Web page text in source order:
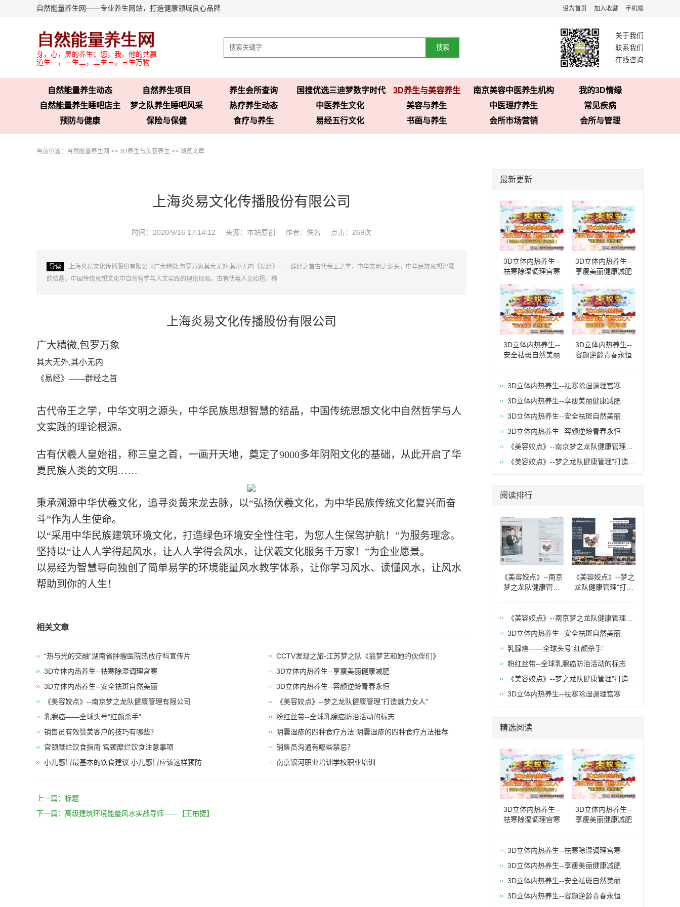
自然能量养生网——专业养生网站，打造健康领域良心品牌 设为首页 加入收藏 手机端
身，心，灵的养生；您，我，他的共赢
道生一，一生二，二生三，三生万物
搜索
关于我们
联系我们
在线咨询
自然能量养生动态 自然养生项目 养生会所查询 国搜优选三迪梦数字时代 3D养生与美容养生 南京美容中医养生机构
我的3D情缘
自然能量养生睡吧店主
梦之队养生睡吧风采 热疗养生动态 中医养生文化 美容与养生 中医理疗养生
常见疾病
预防与健康
保险与保健 食疗与养生 易经五行文化 书画与养生 会所市场营销 会所与管理
当前位置： 自然能量养生网 >> 3D养生与美容养生 >> 浏览文章
上海炎易文化传播股份有限公司
时间：2020/9/16 17:14:12 来源：本站原创 作者：佚名 点击： 269次
导读
上海炎易文化传播股份有限公司广大精微,包罗万象其大无外,其小无内《易经》——群经之首古代帝王之学，中华文明之源头，中华民族思想智慧
的结晶，中国传统思想文化中自然哲学与人文实践的理论根源。古有伏羲人皇始祖，称
上海炎易文化传播股份有限公司
广大精微,包罗万象
其大无外,其小无内
《易经》——群经之首
古代帝王之学，中华文明之源头，中华民族思想智慧的结晶，中国传统思想文化中自然哲学与人
文实践的理论根源。
古有伏羲人皇始祖，称三皇之首，一画开天地，奠定了9000多年阴阳文化的基础，从此开启了华
夏民族人类的文明……
秉承溯源中华伏羲文化，追寻炎黄来龙去脉，以“弘扬伏羲文化，为中华民族传统文化复兴而奋
斗”作为人生使命。
以“采用中华民族建筑环境文化，打造绿色环境安全性住宅，为您人生保驾护航！”为服务理念。
坚持以“让人人学得起风水，让人人学得会风水，让伏羲文化服务千万家！”为企业愿景。
以易经为智慧导向独创了简单易学的环境能量风水教学体系，让你学习风水、读懂风水，让风水
帮助到你的人生！
相关文章
“热与光的交融”湖南省肿瘤医院热放疗科宣传片
CCTV发现之旅-江苏梦之队《翁梦艺和她的伙伴们》
3D立体内热养生--祛寒除湿调理宫寒
3D立体内热养生--享瘦美丽健康减肥
​3D立体内热养生--安全祛斑自然美丽
​3D立体内热养生--容颜逆龄青春永恒
《美容姣点》--南京梦之龙队健康管理有限公司
《美容姣点》--梦之龙队健康管理"打造魅力女人"
乳腺癌——全球头号“红颜杀手”
粉红丝带--全球乳腺癌防治活动的标志
销售员有效赞美客户的技巧有哪些？
阴囊湿疹的四种食疗方法 阴囊湿疹的四种食疗方法推荐
宫颈糜烂饮食指南 宫颈糜烂饮食注意事项
销售员沟通有哪些禁忌？
小儿感冒最基本的饮食建议 小儿感冒应该这样预防
南京银河职业培训学校职业培训
上一篇： 标题
下一篇： 高级建筑环境能量风水实战导师——【王柏捷】
最新更新
3D立体内热养生--
祛寒除湿调理宫寒
3D立体内热养生--
享瘦美丽健康减肥
​3D立体内热养生--
安全祛斑自然美丽
​3D立体内热养生--
容颜逆龄青春永恒
3D立体内热养生--祛寒除湿调理宫寒
3D立体内热养生--享瘦美丽健康减肥
​3D立体内热养生--安全祛斑自然美丽
​3D立体内热养生--容颜逆龄青春永恒
《美容姣点》--南京梦之龙队健康管理有
限公司
《美容姣点》--梦之龙队健康管理"打造魅
阅读排行
《美容姣点》--南京
梦之龙队健康管理
《美容姣点》--梦之
龙队健康管理"打造
《美容姣点》--南京梦之龙队健康管理有
限公司
​3D立体内热养生--安全祛斑自然美丽
乳腺癌——全球头号“红颜杀手”
粉红丝带--全球乳腺癌防治活动的标志
《美容姣点》--梦之龙队健康管理"打造魅
力女人"
3D立体内热养生--祛寒除湿调理宫寒
精选阅读
3D立体内热养生--
祛寒除湿调理宫寒
3D立体内热养生--
享瘦美丽健康减肥
3D立体内热养生--祛寒除湿调理宫寒
3D立体内热养生--享瘦美丽健康减肥
​3D立体内热养生--安全祛斑自然美丽
​3D立体内热养生--容颜逆龄青春永恒